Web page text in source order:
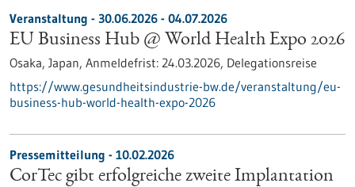
Veranstaltung - 30.06.2026 - 04.07.2026
EU Business Hub @ World Health Expo 2026
Osaka, Japan, Anmeldefrist: 24.03.2026, Delegationsreise
https://www.gesundheitsindustrie-bw.de/veranstaltung/eu-
business-hub-world-health-expo-2026
Pressemitteilung - 10.02.2026
CorTec gibt erfolgreiche zweite Implantation